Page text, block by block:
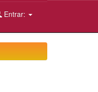
Entrar: